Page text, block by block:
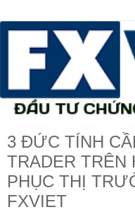
3 ĐỨC TÍNH
TRADER TRÊN
PHỤC THỊ
FXVIET